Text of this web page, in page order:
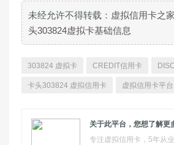
未经允许不得转载： 虚拟信用卡之家
头303824虚拟卡基础信息
303824 虚拟卡 CREDIT信用卡
卡头303824 虚拟信用卡 虚拟信用卡平台
关于此平台，您想了解更
专注虚拟信用卡，5年从